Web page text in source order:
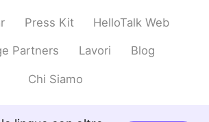
Press Kit HelloTalk Web
Partners Lavori Blog
Chi Siamo